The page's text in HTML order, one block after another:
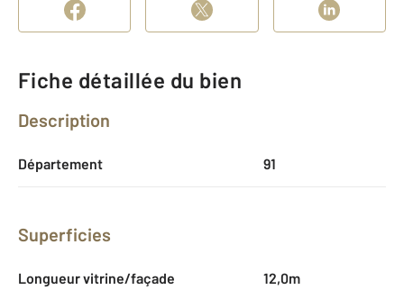
Fiche détaillée du bien
Description
Département 91
Superficies
Longueur vitrine/façade 12,0m